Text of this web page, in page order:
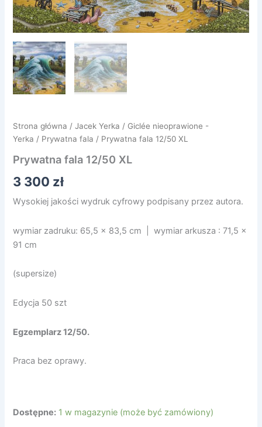
Strona główna /Jacek Yerka / Giclée nieoprawione -
Yerka / Prywatna fala / Prywatna fala 12/50 XL
Prywatna fala 12/50 XL
3 300 zł
Wysokiej jakości wydruk cyfrowy podpisany przez autora.
wymiar zadruku: 65,5 x 83,5 cm | wymiar arkusza : 71,5 x
91 cm
(supersize)
Edycja 50 szt
Egzemplarz 12/50.
Praca bez oprawy.
Dostępne: 1 w magazynie (może być zamówiony)